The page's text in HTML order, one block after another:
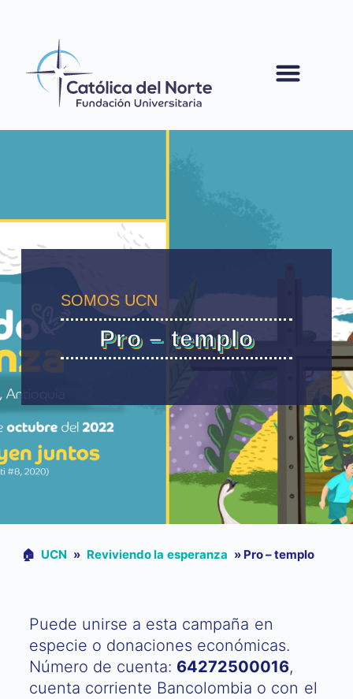
SOMOS UCN
Pro – templo
🏠︎ UCN » Reviviendo la esperanza » Pro – templo
Puede unirse a esta campaña en
especie o donaciones económicas.
Número de cuenta: 64272500016,
cuenta corriente Bancolombia o con el